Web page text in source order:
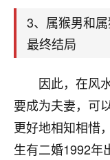
3、属猴男和
最终结局
因此，在风
要成为夫妻，可
更好地相知相惜
生有二婚1992年
啊！
太阳当空赵
址、风水
大环境不
刚找老师
2小时前 来自